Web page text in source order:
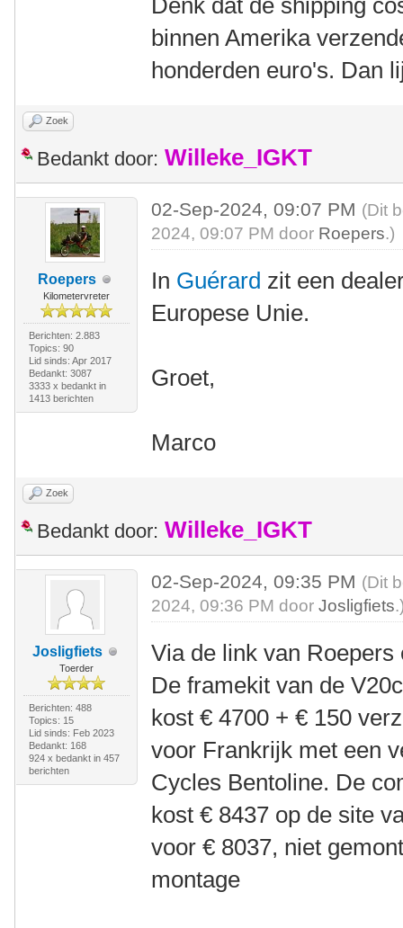
Denk dat de shipping
binnen Amerika
honderden euro's. Dan
Zoek
Bedankt door: Willeke_IGKT
Roepers
Kilometervreter
Berichten: 2.883
Topics: 90
Lid sinds: Apr 2017
Bedankt: 3087
3333 x bedankt in
1413 berichten
02-Sep-2024, 09:07 PM (Dit
2024, 09:07 PM door Roepers.)
In Guérard zit een
Europese Unie.
Groet,
Marco
Zoek
Bedankt door: Willeke_IGKT
Josligfiets
Toerder
Berichten: 488
Topics: 15
Lid sinds: Feb 2023
Bedankt: 168
924 x bedankt in 457
berichten
02-Sep-2024, 09:35 PM (Dit
2024, 09:36 PM doorJosligfiets
Via de link van
De framekit van de
kost € 4700 + € 150
voor Frankrijk met een
Cycles Bentoline. De
kost € 8437 op de site
voor € 8037, niet
montage